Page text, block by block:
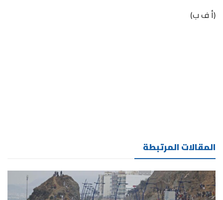
(أ ف ب)
المقالات المرتبطة